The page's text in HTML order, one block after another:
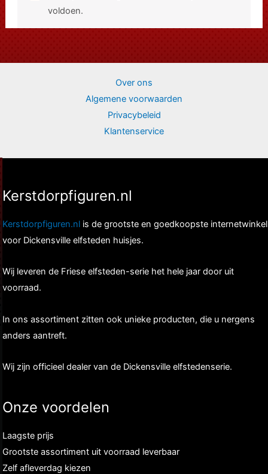
voldoen.
Over ons
Algemene voorwaarden
Privacybeleid
Klantenservice
Kerstdorpfiguren.nl
Kerstdorpfiguren.nl is de grootste en goedkoopste internetwinkel
voor Dickensville elfsteden huisjes.
Wij leveren de Friese elfsteden-serie het hele jaar door uit
voorraad.
In ons assortiment zitten ook unieke producten, die u nergens
anders aantreft.
Wij zijn officieel dealer van de Dickensville elfstedenserie.
Onze voordelen
Laagste prijs
Grootste assortiment uit voorraad leverbaar
Zelf afleverdag kiezen